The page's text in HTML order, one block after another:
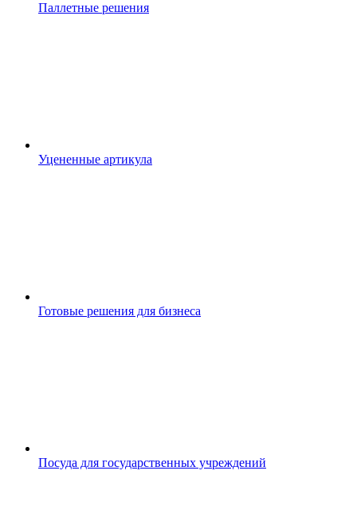
Паллетные решения
Уцененные артикула
Готовые решения для бизнеса
Посуда для государственных учреждений